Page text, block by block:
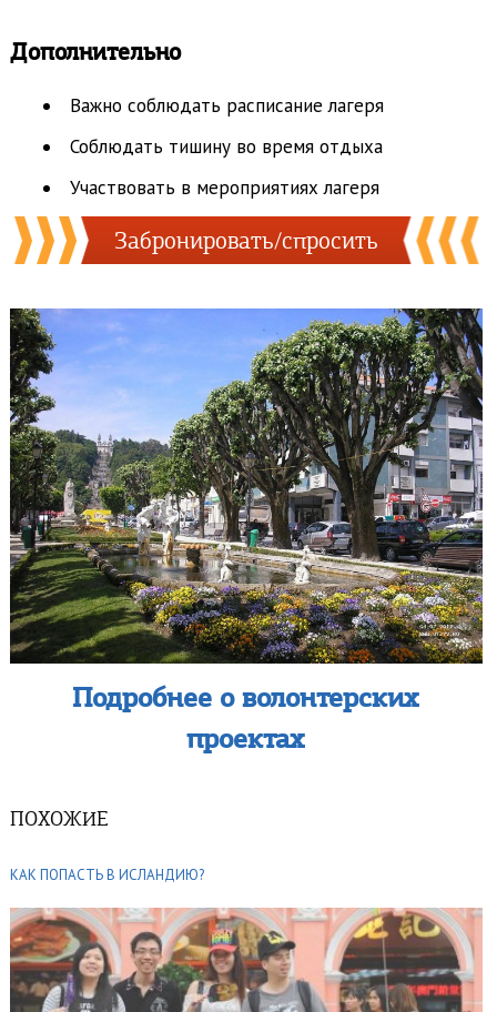
Дополнительно
Важно соблюдать расписание лагеря
Соблюдать тишину во время отдыха
Участвовать в мероприятиях лагеря
Забронировать/спросить
Подробнее о волонтерских
проектах
ПОХОЖИЕ
КАК ПОПАСТЬ В ИСЛАНДИЮ?